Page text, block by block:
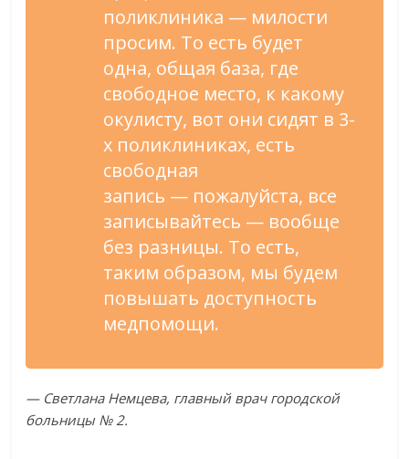
поликлиника — милости
просим. То есть будет
одна, общая база, где
свободное место, к какому
окулисту, вот они сидят в 3-
х поликлиниках, есть
свободная
запись — пожалуйста, все
записывайтесь — вообще
без разницы. То есть,
таким образом, мы будем
повышать доступность
медпомощи.
— Светлана Немцева, главный врач городской
больницы № 2.